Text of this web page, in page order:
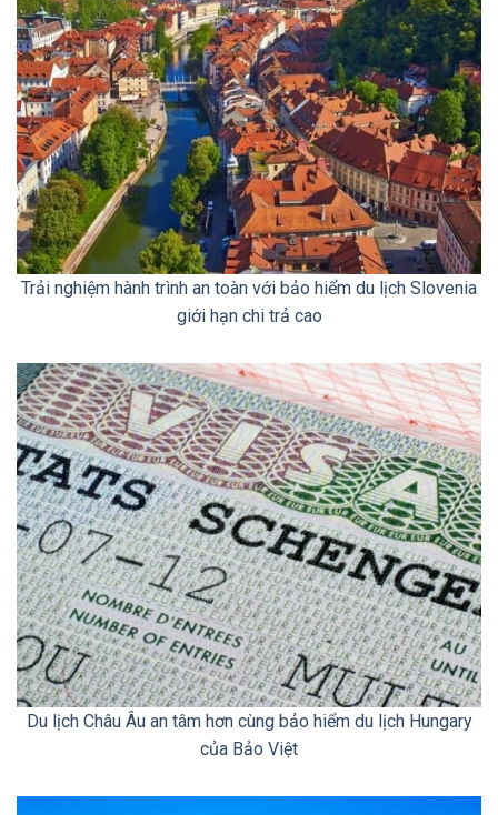
Trải nghiệm hành trình an toàn với bảo hiểm du lịch Slovenia
giới hạn chi trả cao
Du lịch Châu Âu an tâm hơn cùng bảo hiểm du lịch Hungary
của Bảo Việt